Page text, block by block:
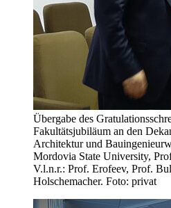
Übergabe des
Fakultätsjubiläum an den
Architektur und
Mordovia State University,
V.l.n.r.: Prof. Erofeev, Prof.
Holschemacher. Foto: privat